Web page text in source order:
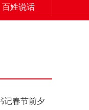
百姓说话
记春节前夕